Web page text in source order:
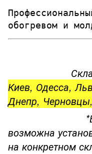
обогревом и
Склады в
Киев, Одесса,
Днепр,
возможна
на конкретном